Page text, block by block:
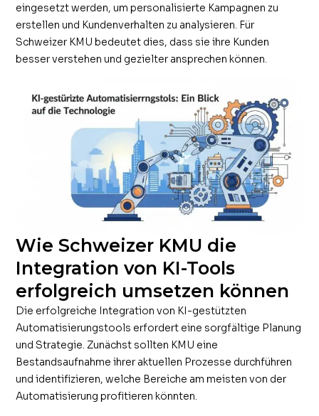
eingesetzt werden, um personalisierte Kampagnen zu
erstellen und Kundenverhalten zu analysieren. Für
Schweizer KMU bedeutet dies, dass sie ihre Kunden
besser verstehen und gezielter ansprechen können.
Wie Schweizer KMU die
Integration von KI-Tools
erfolgreich umsetzen können
Die erfolgreiche Integration von KI-gestützten
Automatisierungstools erfordert eine sorgfältige Planung
und Strategie. Zunächst sollten KMU eine
Bestandsaufnahme ihrer aktuellen Prozesse durchführen
und identifizieren, welche Bereiche am meisten von der
Automatisierung profitieren könnten.